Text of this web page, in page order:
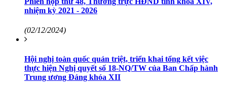
nhiệm kỳ 2021 - 2026
(02/12/2024)
Hội nghị toàn quốc quán triệt, triển khai tổng kết việc
thực hiện Nghị quyết số 18-NQ/TW của Ban Chấp hành
Trung ương Đảng khóa XII